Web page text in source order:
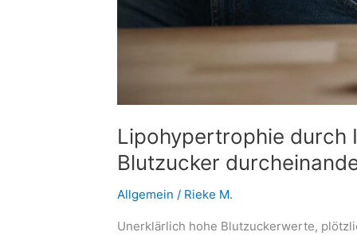
Lipohypertrophie durch
Blutzucker
Allgemein / Rieke M.
Unerklärlich hohe Blutzuckerwerte,